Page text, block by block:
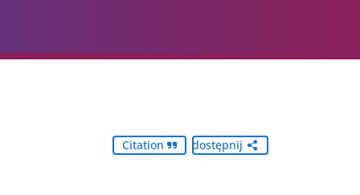
Citation Udostępnij